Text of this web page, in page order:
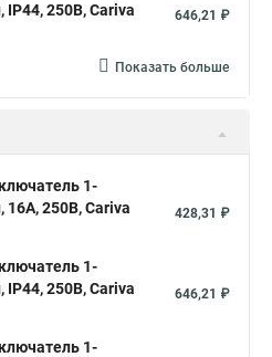
250В, Cariva
646,21 ₽
Показать больше
1-
250В, Cariva
428,31 ₽
1-
250В, Cariva
646,21 ₽
1-